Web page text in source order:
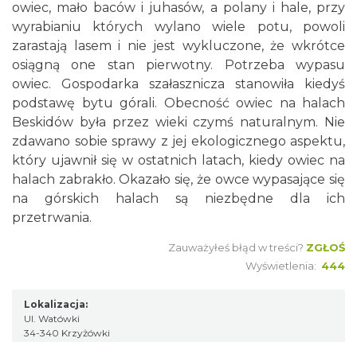
owiec, mało baców i juhasów, a polany i hale, przy
wyrabianiu których wylano wiele potu, powoli
zarastają lasem i nie jest wykluczone, że wkrótce
osiągną one stan pierwotny. Potrzeba wypasu
owiec. Gospodarka szałasznicza stanowiła kiedyś
podstawę bytu górali. Obecność owiec na halach
Beskidów była przez wieki czymś naturalnym. Nie
zdawano sobie sprawy z jej ekologicznego aspektu,
który ujawnił się w ostatnich latach, kiedy owiec na
halach zabrakło. Okazało się, że owce wypasające się
na górskich halach są niezbędne dla ich
przetrwania.
Zauważyłeś błąd w treści? ZGŁOŚ
Wyświetlenia: 444
Lokalizacja:
Ul. Watówki
34-340 Krzyżówki